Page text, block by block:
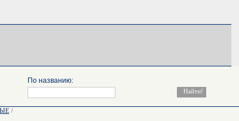
По названию:
/